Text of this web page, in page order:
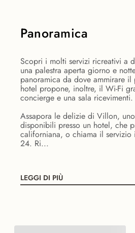
Panoramica
Scopri i molti servizi ricreativi a
una palestra aperta giorno e
panoramica da dove ammirare il
hotel propone, inoltre, il Wi-Fi
concierge e una sala ricevimenti.
Assapora le delizie di Villon,
disponibili presso un hotel, che
californiana, o chiama il servizio
24. Ri...
LEGGI DI PIÙ